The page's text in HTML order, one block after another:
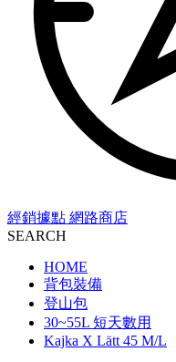
經銷據點 網路商店
SEARCH
HOME
背包裝備
登山包
30~55L 短天數用
Kajka X Lätt 45 M/L